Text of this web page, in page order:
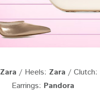
Zara / Heels: Zara / Clutch:
Earrings: Pandora